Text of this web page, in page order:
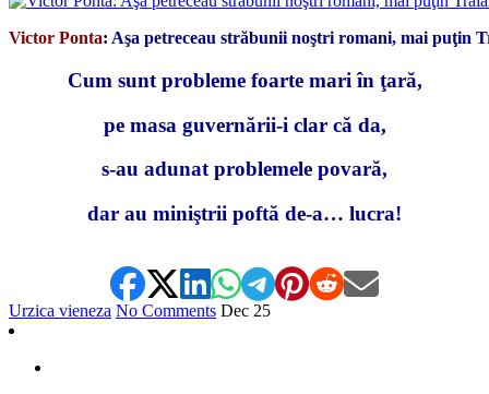
Victor Ponta: Aşa petreceau străbunii noştri romani, mai puţin
Cum sunt probleme foarte mari în ţară,
pe masa guvernării-i clar că da,
s-au adunat problemele povară,
dar au miniştrii poftă de-a… lucra!
Urzica vieneza No Comments Dec 25